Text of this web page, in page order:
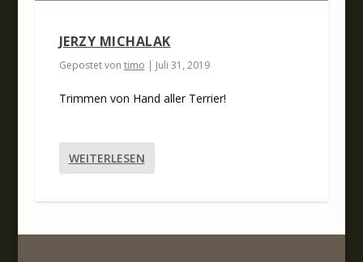
JERZY MICHALAK
Gepostet von timo | Juli 31, 2019
Trimmen von Hand aller Terrier!
WEITERLESEN